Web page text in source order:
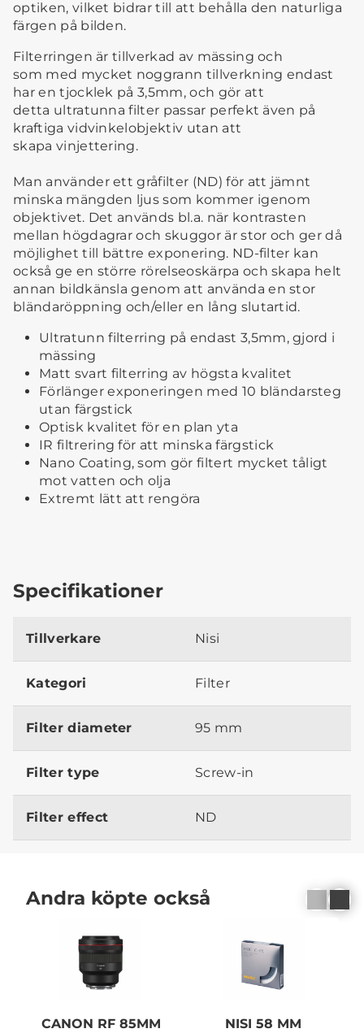
optiken, vilket bidrar till att behålla den naturliga
färgen på bilden.
Filterringen är tillverkad av mässing och
som med mycket noggrann tillverkning endast
har en tjocklek på 3,5mm, och gör att
detta ultratunna filter passar perfekt även på
kraftiga vidvinkelobjektiv utan att
skapa vinjettering.
Man använder ett gråfilter (ND) för att jämnt
minska mängden ljus som kommer igenom
objektivet. Det används bl.a. när kontrasten
mellan högdagrar och skuggor är stor och ger då
möjlighet till bättre exponering. ND-filter kan
också ge en större rörelseoskärpa och skapa helt
annan bildkänsla genom att använda en stor
bländaröppning och/eller en lång slutartid.
Ultratunn filterring på endast 3,5mm, gjord i
mässing
Matt svart filterring av högsta kvalitet
Förlänger exponeringen med 10 bländarsteg
utan färgstick
Optisk kvalitet för en plan yta
IR filtrering för att minska färgstick
Nano Coating, som gör filtert mycket tåligt
mot vatten och olja
Extremt lätt att rengöra
Specifikationer
Tillverkare Nisi
Kategori Filter
Filter diameter 95 mm
Filter type Screw-in
Filter effect ND
Andra köpte också
CANON RF 85MM
NISI 58 MM